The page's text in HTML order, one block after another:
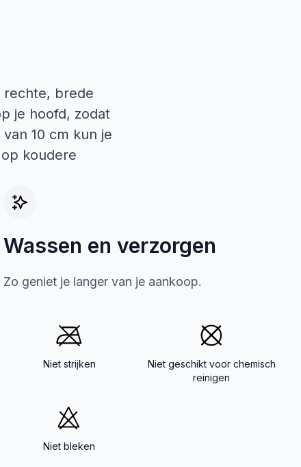
rechte, brede
je hoofd, zodat
10 cm kun je
koudere
Wassen en verzorgen
Zo geniet je langer van je aankoop.
Niet strijken
Niet geschikt voor chemisch
reinigen
Niet bleken